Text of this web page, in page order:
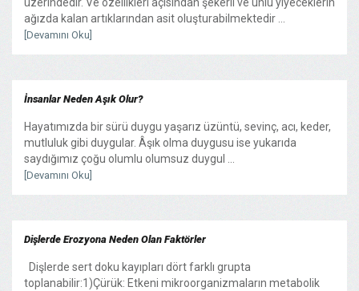
ağızda kalan artıklarından asit oluşturabilmektedir ...
[Devamını Oku]
İnsanlar Neden Aşık Olur?
Hayatımızda bir sürü duygu yaşarız üzüntü, sevinç, acı, keder,
mutluluk gibi duygular. Âşık olma duygusu ise yukarıda
saydığımız çoğu olumlu olumsuz duygul ...
[Devamını Oku]
Dişlerde Erozyona Neden Olan Faktörler
Dişlerde sert doku kayıpları dört farklı grupta
toplanabilir:1)Çürük: Etkeni mikroorganizmaların metabolik